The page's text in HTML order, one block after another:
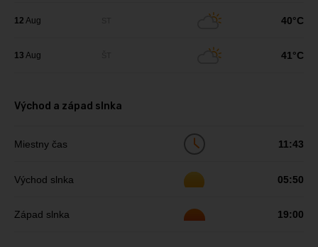
12 Aug 40°C
13 Aug 41°C
Východ a západ slnka
Miestny čas 11:43
Východ slnka 05:50
Západ slnka 19:00